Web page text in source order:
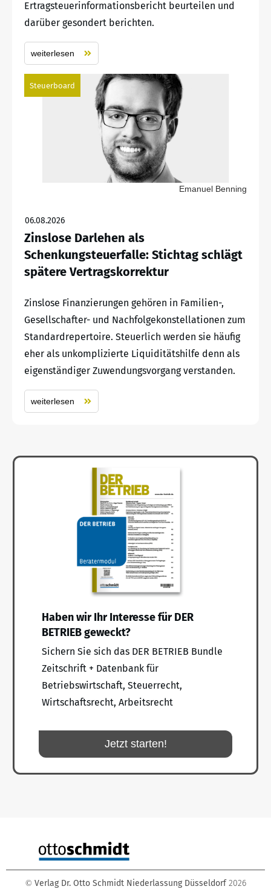
Ertragsteuerinformationsbericht beurteilen und
darüber gesondert berichten.
weiterlesen
Steuerboard
Emanuel Benning
06.08.2026
Zinslose Darlehen als
Schenkungsteuerfalle: Stichtag schlägt
spätere Vertragskorrektur
Zinslose Finanzierungen gehören in Familien-,
Gesellschafter- und Nachfolgekonstellationen zum
Standardrepertoire. Steuerlich werden sie häufig
eher als unkomplizierte Liquiditätshilfe denn als
eigenständiger Zuwendungsvorgang verstanden.
weiterlesen
Haben wir Ihr Interesse für DER
BETRIEB geweckt?
Sichern Sie sich das DER BETRIEB Bundle
Zeitschrift + Datenbank für
Betriebswirtschaft, Steuerrecht,
Wirtschaftsrecht, Arbeitsrecht
Jetzt starten!
© Verlag Dr. Otto Schmidt Niederlassung Düsseldorf 2026